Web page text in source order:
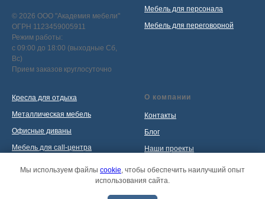
Мы используем файлы cookie, чтобы обеспечить наилучший опыт
использования сайта.
© 2026 ООО "Академия мебели"
ОГРН 1123459005911
Режим работы:
с 09:00 до 18:00 (выходные Сб,
Вс)
Прием заказов круглосуточно
Мебель для персонала
Мебель для переговорной
Кресла для отдыха
Металлическая мебель
Офисные диваны
Мебель для call-центра
О компании
Контакты
Блог
Наши проекты
персональных данных